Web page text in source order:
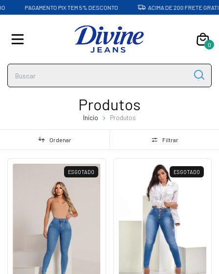
PAGAMENTO PIX TEM 5% DESCONTO ACIMA DE 200 FRETE GRATIS
0
Produtos
Início Produtos
Ordenar Filtrar
ESGOTADO ESGOTADO